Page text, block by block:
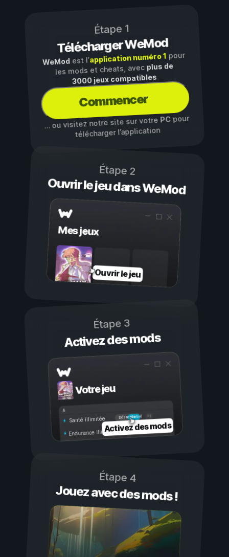
Étape 1
Télécharger WeMod
WeModest l’application numéro 1pour
les mods et cheats, avec plus de
3000 jeux compatibles
Commencer
… ou visitez notre site sur votre PCpour
télécharger l’application
Étape 2
Ouvrir le jeu dans WeMod
Mes jeux
Ouvrir le jeu
Étape 3
Activez des mods
Votre jeu
Activé
Désactivé
Santé illimitée
Endurance illimitéeActivez des mods
Étape 4
Jouez avec des mods !